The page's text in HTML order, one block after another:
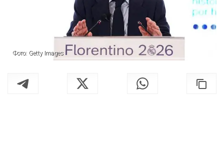
Фото: Getty Images